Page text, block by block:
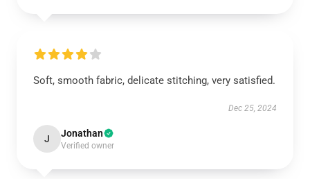
Soft, smooth fabric, delicate stitching, very satisfied.
Dec 25, 2024
J Jonathan
Verified owner